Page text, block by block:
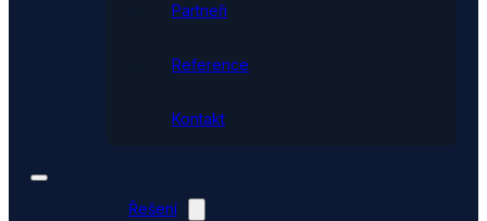
Partneři
Reference
Kontakt
Řešení